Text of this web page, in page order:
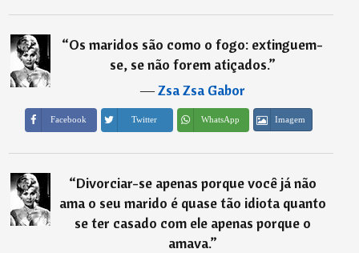
“Os maridos são como o fogo: extinguem-
se, se não forem atiçados.”
―Zsa Zsa Gabor
Facebook Twitter WhatsApp Imagem
“Divorciar-se apenas porque você já não
ama o seu marido é quase tão idiota quanto
se ter casado com ele apenas porque o
amava.”